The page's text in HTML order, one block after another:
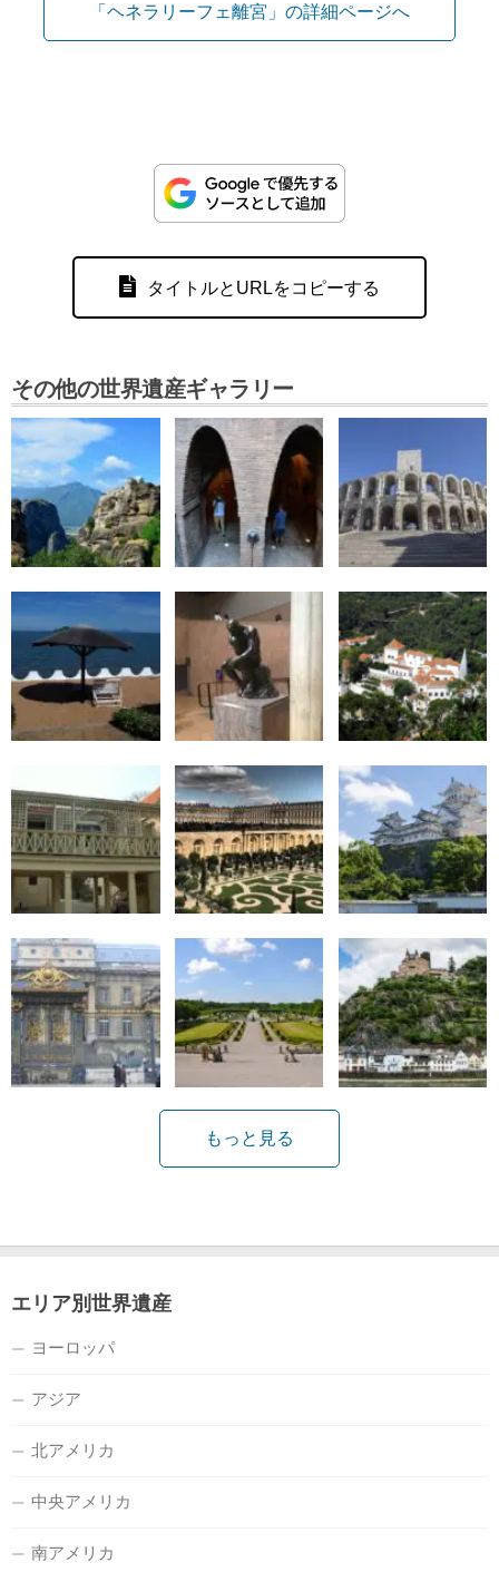
「ヘネラリーフェ離宮」の詳細ページへ
タイトルとURLをコピーする
その他の世界遺産ギャラリー
もっと見る
エリア別世界遺産
ヨーロッパ
アジア
北アメリカ
中央アメリカ
南アメリカ